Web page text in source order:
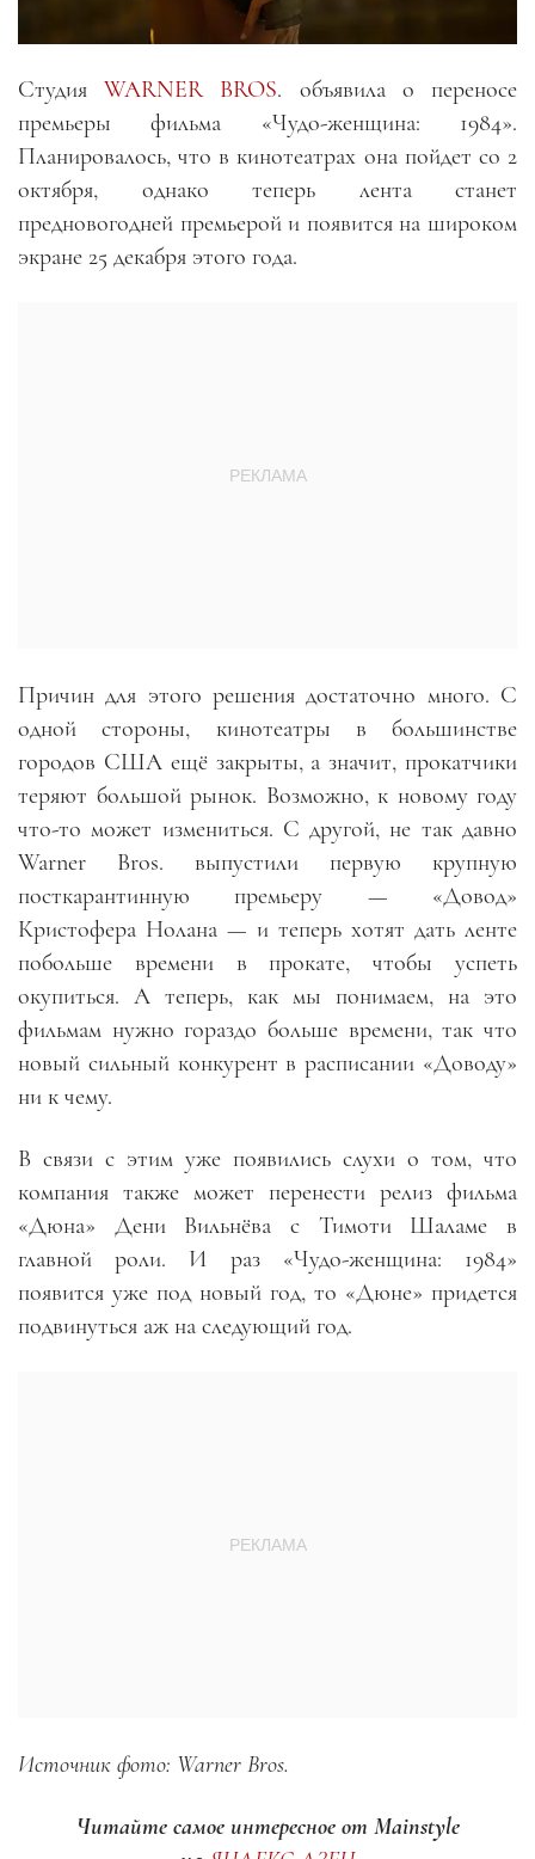
СтудияWARNER BROS. объявила о переносе
премьеры фильма «Чудо-женщина: 1984».
Планировалось, что в кинотеатрах она пойдет со 2
октября, однако теперь лента станет
предновогодней премьерой и появится на широком
экране 25 декабря этого года.
Причин для этого решения достаточно много. С
одной стороны, кинотеатры в большинстве
городов США ещё закрыты, а значит, прокатчики
теряют большой рынок. Возможно, к новому году
что-то может измениться. С другой, не так давно
Warner Bros. выпустили первую крупную
посткарантинную премьеру — «Довод»
Кристофера Нолана — и теперь хотят дать ленте
побольше времени в прокате, чтобы успеть
окупиться. А теперь, как мы понимаем, на это
фильмам нужно гораздо больше времени, так что
новый сильный конкурент в расписании «Доводу»
ни к чему.
В связи с этим уже появились слухи о том, что
компания также может перенести релиз фильма
«Дюна» Дени Вильнёва с Тимоти Шаламе в
главной роли. И раз «Чудо-женщина: 1984»
появится уже под новый год, то «Дюне» придется
подвинуться аж на следующий год.
Источник фото: Warner Bros.
Читайте самое интересное от Mainstyle